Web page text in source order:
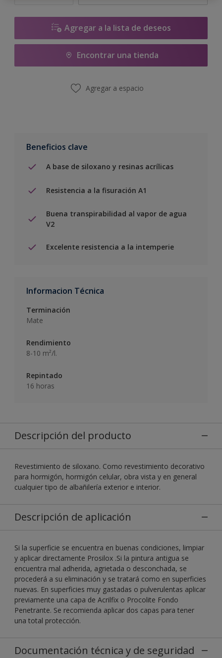
Agregar a la lista de deseos
Encontrar una tienda
Agregar a espacio
Beneficios clave
A base de siloxano y resinas acrílicas
Resistencia a la fisuración A1
Buena transpirabilidad al vapor de agua
V2
Excelente resistencia a la intemperie
Informacion Técnica
Terminación
Mate
Rendimiento
8-10 m²/l.
Repintado
16 horas
Descripción del producto
Revestimiento de siloxano. Como revestimiento decorativo
para hormigón, hormigón celular, obra vista y en general
cualquier tipo de albañilería exterior e interior.
Descripción de aplicación
Si la superficie se encuentra en buenas condiciones, limpiar
y aplicar directamente Prosilox .Si la pintura antigua se
encuentra mal adherida, agrietada o desconchada, se
procederá a su eliminación y se tratará como en superficies
nuevas. En superficies muy gastadas o pulverulentas aplicar
previamente una capa de Acrilfix o Procolite Fondo
Penetrante. Se recomienda aplicar dos capas para tener
una total protección.
Documentación técnica y de seguridad